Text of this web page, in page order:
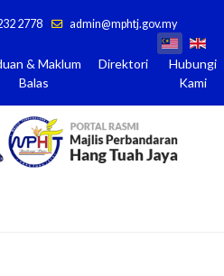
2778 admin@mphtj.gov.my
& Maklum
Balas
Direktori
Hubungi
Kami